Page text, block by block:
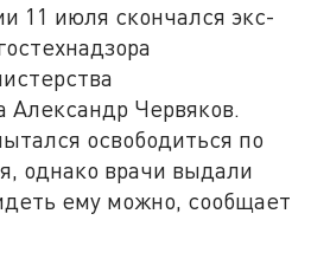
11 июля скончался экс-
Александр Червяков.
освободиться по
однако врачи выдали
ему можно, сообщает